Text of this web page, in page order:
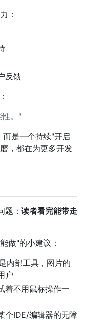
：
反馈
性。"
是一个持续"开启
，都在为更多开发
题： 读者看完能带走
做"的小建议：
内部工具，图片的
户
着不用鼠标操作一
个IDE/编辑器的无障